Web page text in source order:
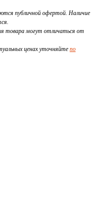
публичной офертой. Наличие
товара могут отличаться от
ценах уточняйте по